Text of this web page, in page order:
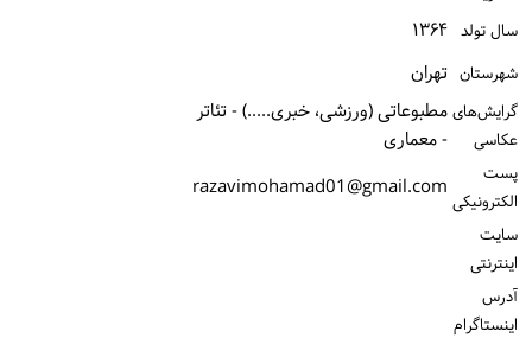
سال تولد ۱۳۶۴
شهرستان تهران
گرایش‌های
عکاسی
مطبوعاتی (ورزشی، خبری.....) - تئاتر
- معماری
پست
الكترونیكی razavimohamad01@gmail.com
سایت
اینترنتی
آدرس
اینستاگرام